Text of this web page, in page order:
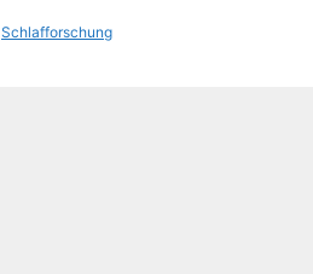
Schlafforschung